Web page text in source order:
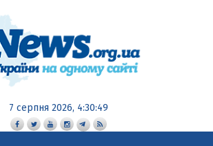
7 серпня 2026, 4:30:50